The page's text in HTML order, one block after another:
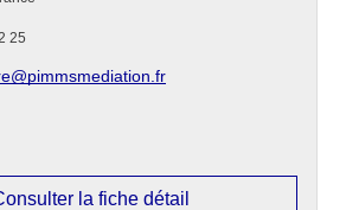
25
la fiche détail